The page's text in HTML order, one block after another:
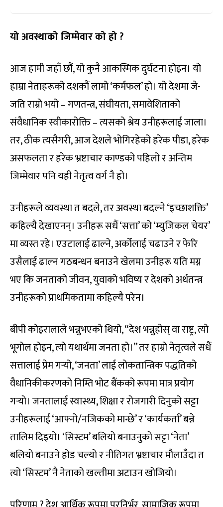
यो अवस्थाको जिम्मेवार को हो ?
आज हामी जहाँ छौं, यो कुनै आकस्मिक दुर्घटना होइन। यो
हाम्रा नेताहरूको दशकौं लामो ‘कर्मफल’ हो। यो देशमा जे-
जति राम्रो भयो – गणतन्त्र, संघीयता, समावेशिताको
संवैधानिक स्वीकारोक्ति – त्यसको श्रेय उनीहरूलाई जाला।
तर, ठीक त्यसैगरी, आज देशले भोगिरहेको हरेक पीडा, हरेक
असफलता र हरेक भ्रष्टाचार काण्डको पहिलो र अन्तिम
जिम्मेवार पनि यही नेतृत्व वर्ग नै हो।
उनीहरूले व्यवस्था त बदले, तर अवस्था बदल्ने ‘इच्छाशक्ति’
कहिल्यै देखाएनन्। उनीहरू सधैं ‘सत्ता’ को ‘म्युजिकल चेयर’
मा व्यस्त रहे। एउटालाई ढाल्ने, अर्कोलाई चढाउने र फेरि
उसैलाई ढाल्न गठबन्धन बनाउने खेलमा उनीहरू यति मग्न
भए कि जनताको जीवन, युवाको भविष्य र देशको अर्थतन्त्र
उनीहरूको प्राथमिकतामा कहिल्यै परेन।
बीपी कोइरालाले भन्नुभएको थियो, “देश भन्नुहोस् वा राष्ट्र, त्यो
भूगोल होइन, त्यो यथार्थमा जनता हो।” तर हाम्रो नेतृत्वले सधैं
सत्तालाई प्रेम गर्‍यो, ‘जनता’ लाई लोकतान्त्रिक पद्धतिको
वैधानिकीकरणको निम्ति भोट बैंकको रूपमा मात्र प्रयोग
गर्‍यो। जनतालाई स्वास्थ्य, शिक्षा र रोजगारी दिनुको सट्टा
उनीहरूलाई ‘आफ्नो/नजिकको मान्छे’ र ‘कार्यकर्ता’ बन्ने
तालिम दिइयो। ‘सिस्टम’ बलियो बनाउनुको सट्टा ‘नेता’
बलियो बनाउने होड चल्यो र नीतिगत भ्रष्टाचार मौलाउँदा त
त्यो ‘सिस्टम’ नै नेताको खल्तीमा अटाउन खोजियो।